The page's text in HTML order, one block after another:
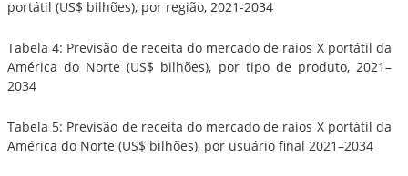
portátil (US$ bilhões), por região, 2021-2034
Tabela 4: Previsão de receita do mercado de raios X portátil da
América do Norte (US$ bilhões), por tipo de produto, 2021–
2034
Tabela 5: Previsão de receita do mercado de raios X portátil da
América do Norte (US$ bilhões), por usuário final 2021–2034